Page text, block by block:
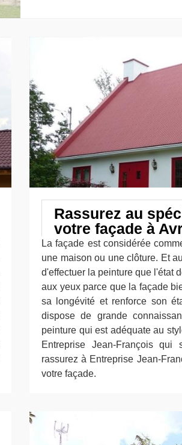
Rassurez au
votre façade à
La façade est considérée
une maison ou une clôture. Et
d'effectuer la peinture que l'état
aux yeux parce que la façade
sa longévité et renforce son
dispose de grande
peinture qui est adéquate au
Entreprise Jean-François
rassurez à Entreprise Jean-
votre façade.